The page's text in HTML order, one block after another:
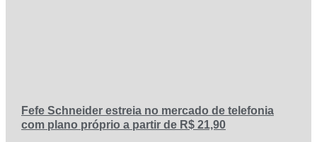
Fefe Schneider estreia no mercado de telefonia
com plano próprio a partir de R$ 21,90